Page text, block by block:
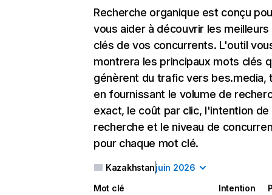
Recherche organique est conçu
vous aider à découvrir les
clés de vos concurrents. L'outil
montrera les principaux mots clés
génèrent du trafic vers bes.media,
en fournissant le volume de
exact, le coût par clic, l'intention de
recherche et le niveau de
pour chaque mot clé.
Kazakhstanjuin 2026
Mot clé Intention